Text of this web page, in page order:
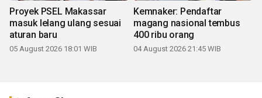
Proyek PSEL Makassar
masuk lelang ulang sesuai
aturan baru
05 August 2026 18:01 WIB
Kemnaker: Pendaftar
magang nasional tembus
400 ribu orang
04 August 2026 21:45 WIB